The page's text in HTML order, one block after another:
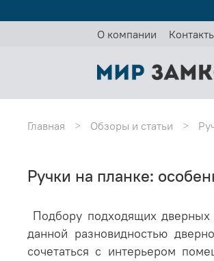
О компании
Главная Обзоры и статьи
Ручки на планке:
Подбору подходящих
данной разновидностью
сочетаться с интерьером